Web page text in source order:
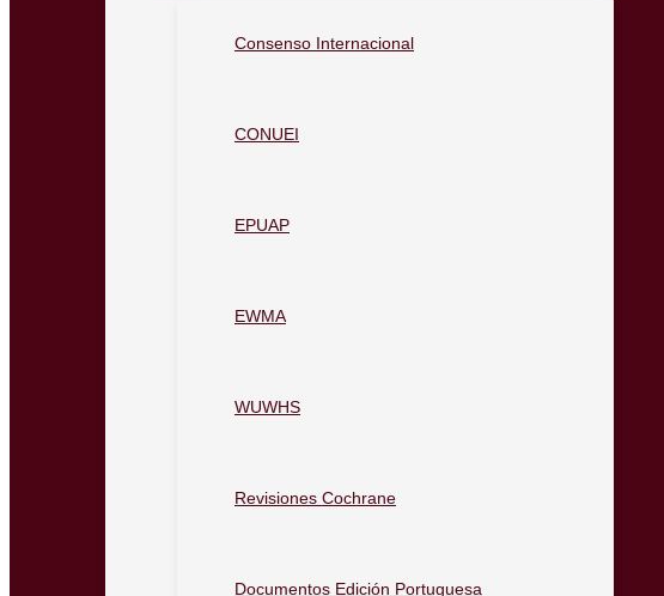
Consenso Internacional
CONUEI
EPUAP
EWMA
WUWHS
Revisiones Cochrane
Documentos Edición Portuguesa